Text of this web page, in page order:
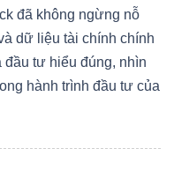
đã không ngừng nỗ
dữ liệu tài chính chính
đầu tư hiểu đúng, nhìn
hành trình đầu tư của